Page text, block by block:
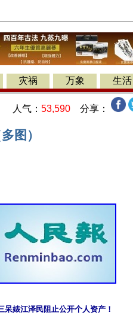
灾祸 万象 生活
人气： 53,590 分享：
图）
呆婊江泽民阻止公开个人资产！